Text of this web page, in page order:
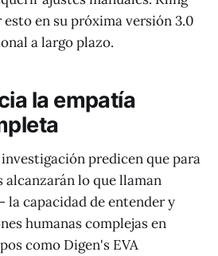
en su próxima versión 3.0
a largo plazo.
la empatía
predicen que para
alcanzarán lo que llaman
la capacidad de entender y
humanas complejas en
como Digen's EVA